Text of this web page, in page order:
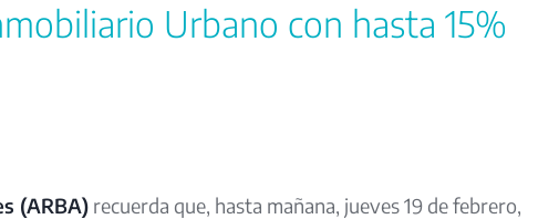
Urbano con hasta 15%
(ARBA)recuerda que, hasta mañana, jueves 19 de febrero,